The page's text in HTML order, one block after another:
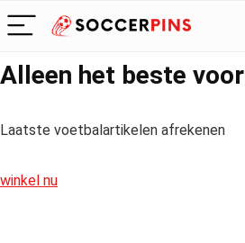
Alleen het beste voor
Laatste voetbalartikelen afrekenen
winkel nu